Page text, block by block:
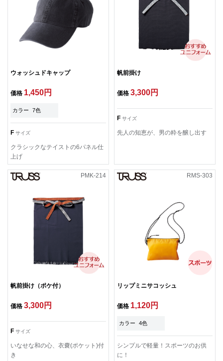
ウォッシュドキャップ
価格 1,450円
カラー 7色
F サイズ
クラシックなテイストの6パネル仕
上げ
帆前掛け
価格 3,300円
F サイズ
先人の知恵が、男の粋を醸し出す
PMK-214
帆前掛け（ポケ付）
価格 3,300円
F サイズ
いなせな和の心、衣嚢(ポケット)付
き
RMS-303
リップミニサコッシュ
価格 1,120円
カラー 4色
シンプルで軽量！スポーツのお供
に！